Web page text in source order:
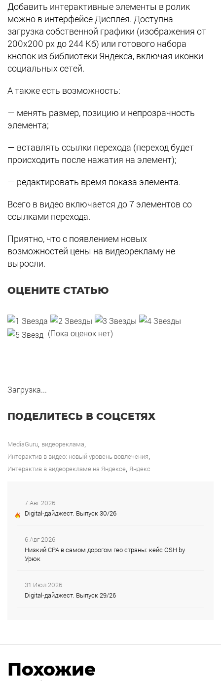
Добавить интерактивные элементы в ролик
можно в интерфейсе Дисплея. Доступна
загрузка собственной графики (изображения от
200х200 px до 244 Кб) или готового набора
кнопок из библиотеки Яндекса, включая иконки
социальных сетей.
А также есть возможность:
— менять размер, позицию и непрозрачность
элемента;
— вставлять ссылки перехода (переход будет
происходить после нажатия на элемент);
— редактировать время показа элемента.
Всего в видео включается до 7 элементов со
ссылками перехода.
Приятно, что с появлением новых
возможностей цены на видеорекламу не
выросли.
ОЦЕНИТЕ СТАТЬЮ
(Пока оценок нет)
Загрузка...
ПОДЕЛИТЕСЬ В СОЦСЕТЯХ
MediaGuru видеореклама
Интерактив в видео: новый уровень вовлечения
Интерактив в видеорекламе на Яндексе Яндекс
7 Авг 2026
Digital-дайджест. Выпуск 30/26
6 Авг 2026
Низкий CPA в самом дорогом гео страны: кейс OSH by
Урюк
31 Июл 2026
Digital-дайджест. Выпуск 29/26
Похожие